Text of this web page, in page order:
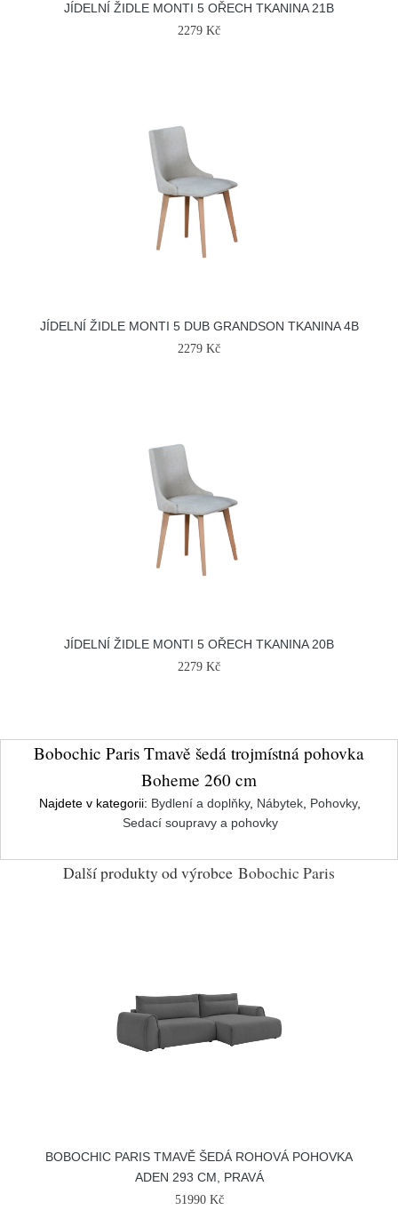
JÍDELNÍ ŽIDLE MONTI 5 OŘECH TKANINA 21B
2279 Kč
JÍDELNÍ ŽIDLE MONTI 5 DUB GRANDSON TKANINA 4B
2279 Kč
JÍDELNÍ ŽIDLE MONTI 5 OŘECH TKANINA 20B
2279 Kč
Bobochic Paris Tmavě šedá trojmístná pohovka
Boheme 260 cm
Najdete v kategorii: Bydlení a doplňky, Nábytek Pohovky,
Sedací soupravy a pohovky
Další produkty od výrobce Bobochic Paris
BOBOCHIC PARIS TMAVĚ ŠEDÁ ROHOVÁ POHOVKA
ADEN 293 CM, PRAVÁ
51990 Kč